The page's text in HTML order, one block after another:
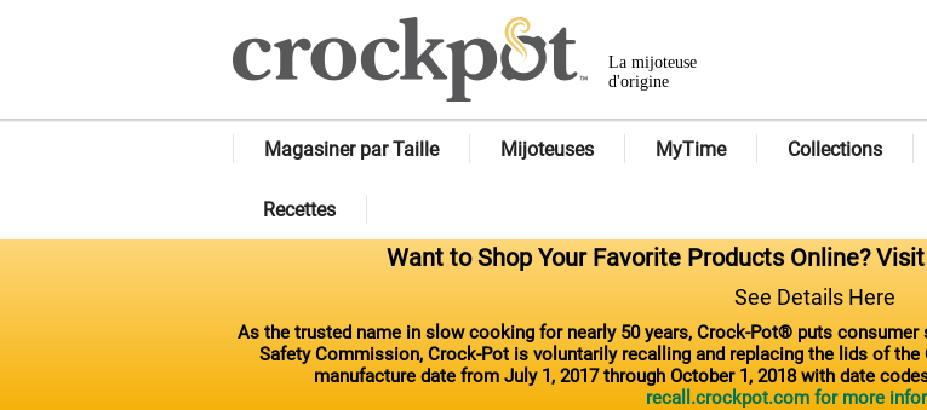
La mijoteuse
d'origine
Magasiner par Taille Mijoteuses MyTime Collections
Recettes
Want to Shop Your Favorite Products Online?
See Details Here
As the trusted name in slow cooking for nearly 50 years, Crock-Pot® puts
Safety Commission, Crock-Pot is voluntarily recalling and replacing the lids of
manufacture date from July 1, 2017 through October 1, 2018 with date
recall.crockpot.com for more